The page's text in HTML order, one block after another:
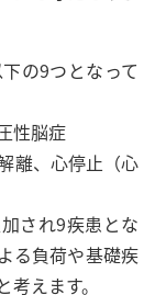
の9つとなって
性脳症
離、心停止（心
され9疾患とな
る負荷や基礎疾
えます。